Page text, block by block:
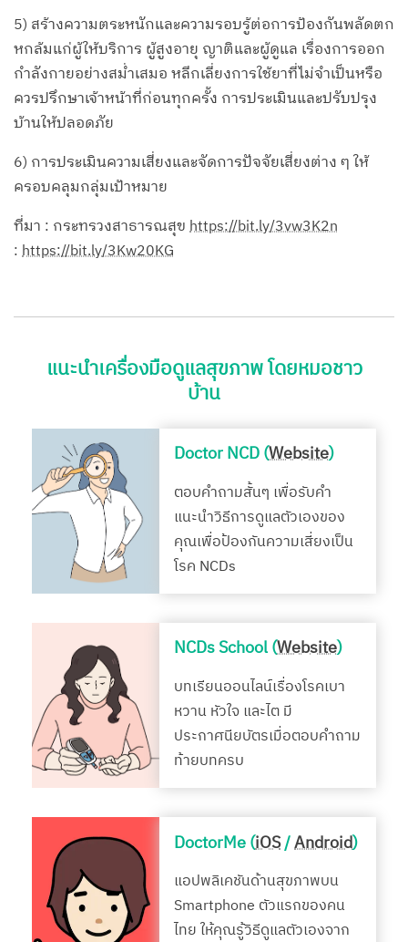
5) สร้างความตระหนักและความรอบรู้ต่อการป้องกันพลัดตก
หกล้มแก่ผู้ให้บริการ ผู้สูงอายุ ญาติและผู้ดูแล เรื่องการออก
กำลังกายอย่างสม่ำเสมอ หลีกเลี่ยงการใช้ยาที่ไม่จำเป็นหรือ
ควรปรึกษาเจ้าหน้าที่ก่อนทุกครั้ง การประเมินและปรับปรุง
บ้านให้ปลอดภัย
6) การประเมินความเสี่ยงและจัดการปัจจัยเสี่ยงต่าง ๆ ให้
ครอบคลุมกลุ่มเป้าหมาย
ที่มา : กระทรวงสาธารณสุขhttps://bit.ly/3vw3K2n
:https://bit.ly/3Kw20KG
แนะนำเครื่องมือดูแลสุขภาพ โดยหมอชาว
บ้าน
Doctor NCD (Website)
ตอบคำถามสั้นๆ เพื่อรับคำ
แนะนำวิธีการดูแลตัวเองของ
คุณเพื่อป้องกันความเสี่ยงเป็น
โรค NCDs
NCDs School (Website)
บทเรียนออนไลน์เรื่องโรคเบา
หวาน หัวใจ และไต มี
ประกาศนียบัตรเมื่อตอบคำถาม
ท้ายบทครบ
DoctorMe (iOS/Android)
แอปพลิเคชันด้านสุขภาพบน
Smartphone ตัวแรกของคน
ไทย ให้คุณรู้วิธีดูแลตัวเองจาก